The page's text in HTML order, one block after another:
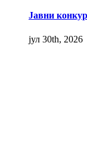
Јавни
јул 30th, 2026